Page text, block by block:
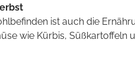
ist auch die
wie Kürbis, Süßkartoffeln